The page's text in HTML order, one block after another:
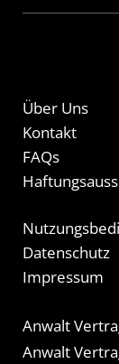
Über Uns
Kontakt
FAQs
Datenschutz
Impressum
Anwalt
Anwalt